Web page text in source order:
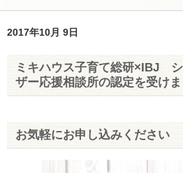
2017年10月 9日
ミキハウス子育て総研×IBJ
ザー応援相談所の認定を受けま
お気軽にお申し込みください